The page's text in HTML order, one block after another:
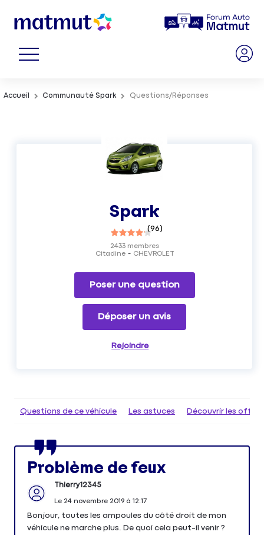
Accueil Communauté Spark Questions/Réponses
Spark
(96)
Citadine CHEVROLET
2433membres
Poser une question
Déposer un avis
Rejoindre
Questions de ce véhicule Les astuces Découvrir les
Problème de feux
Thierry12345
Le 24 novembre 2019à 12:17
Bonjour, toutes les ampoules du côté droit de mon
véhicule ne marche plus. De quoi cela peut-il venir ?